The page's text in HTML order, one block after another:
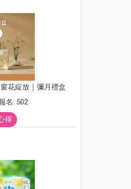
花綻放｜彌月禮盒
名: 502
得